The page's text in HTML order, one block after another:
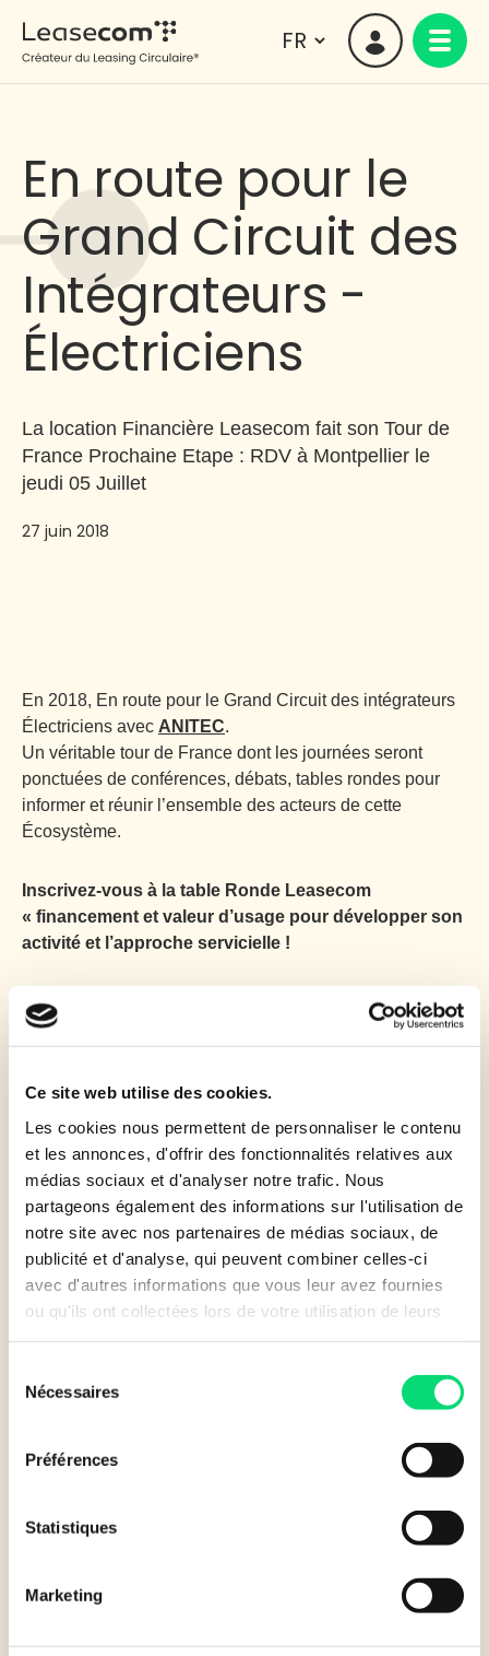
Ce site web utilise des cookies.
Les cookies nous permettent de personnaliser le contenu
et les annonces, d'offrir des fonctionnalités relatives aux
médias sociaux et d'analyser notre trafic. Nous
partageons également des informations sur l'utilisation de
notre site avec nos partenaires de médias sociaux, de
publicité et d'analyse, qui peuvent combiner celles-ci
avec d'autres informations que vous leur avez fournies
ou qu'ils ont collectées lors de votre utilisation de leurs
Nécessaires
Préférences
Statistiques
Marketing
En route pour le
Grand Circuit des
Intégrateurs -
Électriciens
La location Financière Leasecom fait son Tour de
France Prochaine Etape : RDV à Montpellier le
jeudi 05 Juillet
27 juin 2018
En 2018, En route pour le Grand Circuit des intégrateurs
Électriciens avec ANITEC.
Un véritable tour de France dont les journées seront
ponctuées de conférences, débats, tables rondes pour
informer et réunir l’ensemble des acteurs de cette
Écosystème.
Inscrivez-vous à la table Ronde Leasecom
« financement et valeur d’usage pour développer son
activité et l’approche servicielle !
Secteur connaissant de nombreuses mutations
technologiques. De nouvelles compétences et façons
Cela ne se limite pas à l’aspect technique mais s’étend
également sur la nécessité d’avoir une nouvelle
approche commerciale. Sur un marché aussi technique,
ce n’est pas toujours naturel d’avoir une approche
servicielle clés en main. Or, c’est un véritable enjeu pour
la profession de développer des compétences
commerciales, proposer des solutions de
financement telles que la location financière.
Comment l’aborder ?…
de cet écosystème
6 villes, 6 dates pour vous
convaincre des intérêts de la